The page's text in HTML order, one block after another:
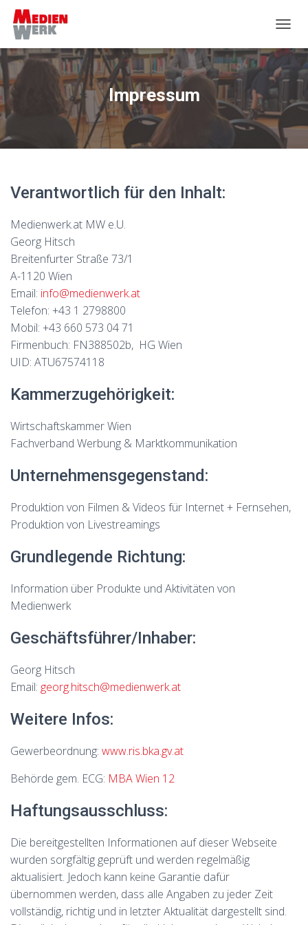
A
I
A
T
I
O
N
Impressum
Verantwortlich für den Inhalt:
Medienwerk.at MW e.U.
Georg Hitsch
Breitenfurter Straße 73/1
A-1120 Wien
Email: info@medienwerk.at
Telefon: +43 1 2798800
Mobil: +43 660 573 04 71
Firmenbuch: FN388502b, HG Wien
UID: ATU67574118
Kammerzugehörigkeit:
Wirtschaftskammer Wien
Fachverband Werbung & Marktkommunikation
Unternehmensgegenstand:
Produktion von Filmen & Videos für Internet + Fernsehen,
Produktion von Livestreamings
Grundlegende Richtung:
Information über Produkte und Aktivitäten von
Medienwerk
Geschäftsführer/Inhaber:
Georg Hitsch
Email: georg.hitsch@medienwerk.at
Weitere Infos:
Gewerbeordnung: www.ris.bka.gv.at
Behörde gem. ECG: MBA Wien 12
Haftungsausschluss:
Die bereitgestellten Informationen auf dieser Webseite
wurden sorgfältig geprüft und werden regelmäßig
aktualisiert. Jedoch kann keine Garantie dafür
übernommen werden, dass alle Angaben zu jeder Zeit
vollständig, richtig und in letzter Aktualität dargestellt sind.